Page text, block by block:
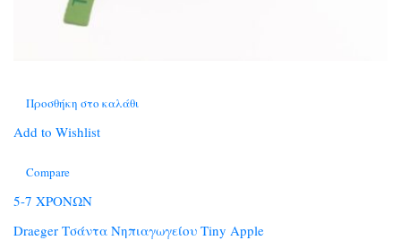
Προσθήκη στο καλάθι
Add to Wishlist
Compare
5-7 ΧΡΟΝΩΝ
Draeger Τσάντα Νηπιαγωγείου Tiny Apple